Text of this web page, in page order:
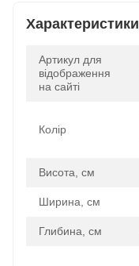
Характеристики
Артикул для
відображення
на сайті
Колір
Висота, см
Ширина, см
Глибина, см